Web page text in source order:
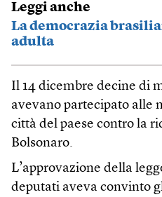
Leggi anche
La democrazia
adulta
Il 14 dicembre decine di
avevano partecipato alle
città del paese contro la
Bolsonaro.
L’approvazione della
deputati aveva convinto